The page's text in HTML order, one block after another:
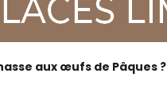
aux œufs de Pâques ?